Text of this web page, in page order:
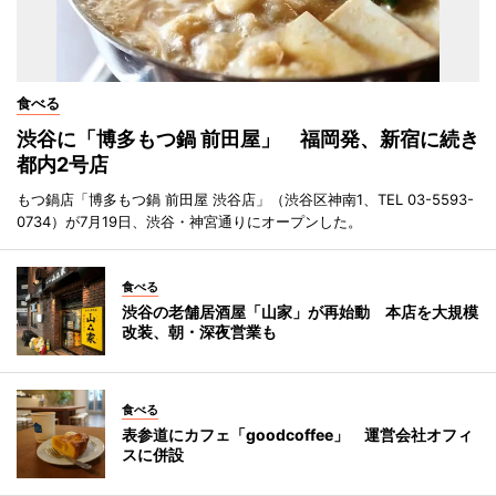
食べる
渋谷に「博多もつ鍋 前田屋」 福岡発、新宿に続き
都内2号店
もつ鍋店「博多もつ鍋 前田屋 渋谷店」（渋谷区神南1、TEL 03-5593-
0734）が7月19日、渋谷・神宮通りにオープンした。
食べる
渋谷の老舗居酒屋「山家」が再始動 本店を大規模
改装、朝・深夜営業も
食べる
表参道にカフェ「goodcoffee」 運営会社オフィ
スに併設